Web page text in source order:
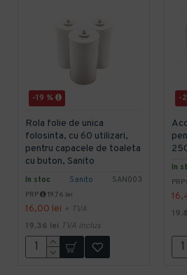
-19 %
In stoc Sanito SAN003
Rola folie de unica
folosinta, cu 60 utilizari,
pentru capacele de toaleta
cu buton, Sanito
PRP 19,76 lei
16,00 lei + TVA
19,36 lei TVA inclus
-
In
PRP